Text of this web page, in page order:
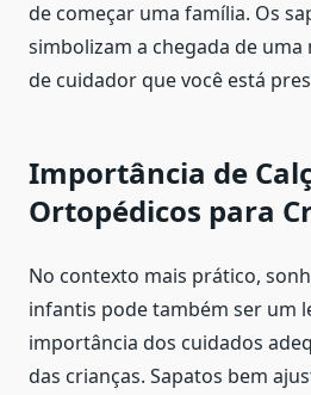
de começar uma família. Os
simbolizam a chegada de uma
de cuidador que você está
Importância de
Ortopédicos para
No contexto mais prático,
infantis pode também ser um
importância dos cuidados
das crianças. Sapatos bem